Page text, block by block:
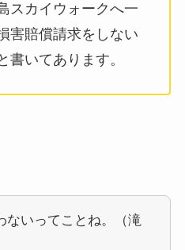
スカイウォークへ一
害賠償請求をしない
書いてあります。
ないってことね。（滝